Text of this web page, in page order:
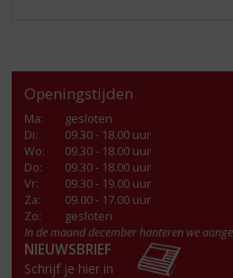
Openingstijden
Ma:
gesloten
Di:
09.30 - 18.00 uur
Wo:
09.30 - 18.00 uur
Do:
09.30 - 18.00 uur
Vr:
09.30 - 19.00 uur
Za:
09.00 - 17.00 uur
Zo:
gesloten
In de maand december hanteren we
NIEUWSBRIEF
Schrijf je hier in